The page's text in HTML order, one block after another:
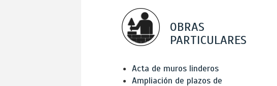
OBRAS
PARTICULARES
Acta de muros linderos
Ampliación de plazos de